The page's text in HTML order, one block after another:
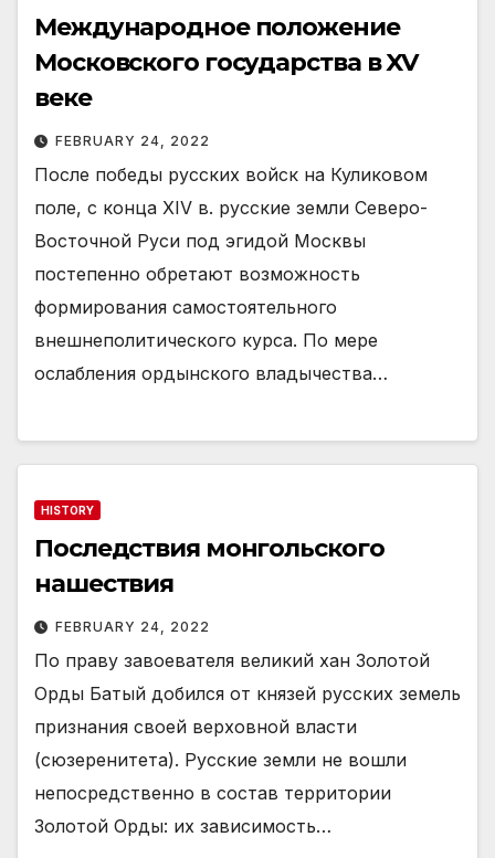
Международное положение
Московского государства в XV
веке
FEBRUARY 24, 2022
После победы русских войск на Куликовом
поле, с конца XIV в. русские земли Северо-
Восточной Руси под эгидой Москвы
постепенно обретают возможность
формирования самостоятельного
внешнеполитического курса. По мере
ослабления ордынского владычества…
HISTORY
Последствия монгольского
нашествия
FEBRUARY 24, 2022
По праву завоевателя великий хан Золотой
Орды Батый добился от князей русских земель
признания своей верховной власти
(сюзеренитета). Русские земли не вошли
непосредственно в состав территории
Золотой Орды: их зависимость…